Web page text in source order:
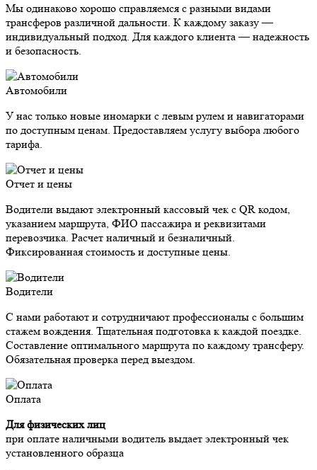
Мы одинаково хорошо справляемся с разными видами
трансферов различной дальности. К каждому заказу —
индивидуальный подход. Для каждого клиента — надежность
и безопасность.
Автомобили
У нас только новые иномарки с левым рулем и навигаторами
по доступным ценам. Предоставляем услугу выбора любого
тарифа.
Отчет и цены
Водители выдают электронный кассовый чек с QR кодом,
указанием маршрута, ФИО пассажира и реквизитами
перевозчика. Расчет наличный и безналичный.
Фиксированная стоимость и доступные цены.
Водители
С нами работают и сотрудничают профессионалы с большим
стажем вождения. Тщательная подготовка к каждой поездке.
Составление оптимального маршрута по каждому трансферу.
Обязательная проверка перед выездом.
Оплата
Для физических лиц
при оплате наличными водитель выдает электронный чек
установленного образца